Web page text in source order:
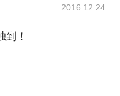
2016.12.24
到！